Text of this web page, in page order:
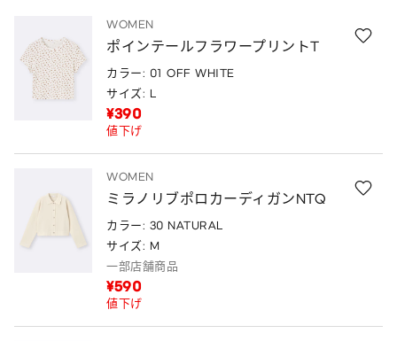
WOMEN
ポインテールフラワープリントT
カラー: 01 OFF WHITE
サイズ: L
¥390
値下げ
WOMEN
ミラノリブポロカーディガンNTQ
カラー: 30 NATURAL
サイズ: M
一部店舗商品
¥590
値下げ